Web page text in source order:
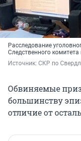
Расследование
Следственного
Источник: СКР по
Обвиняемые
большинству
отличие от